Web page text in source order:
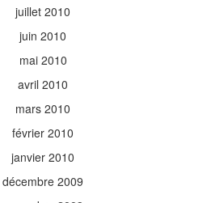
juillet 2010
juin 2010
mai 2010
avril 2010
mars 2010
février 2010
janvier 2010
décembre 2009